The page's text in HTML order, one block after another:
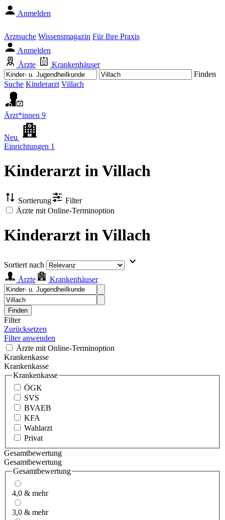
Anmelden
Arztsuche Wissensmagazin Für Ihre Praxis
Anmelden
Ärzte
Krankenhäuser
Finden
Suche Kinderarzt Villach
Ärzt*innen 9
Neu
Einrichtungen 1
Kinderarzt in Villach
Sortierung
Filter
Ärzte mit Online-Terminoption
Kinderarzt in Villach
Sortiert nach
Ärzte
Krankenhäuser
Finden
Filter
Zurücksetzen
Filter anwenden
Ärzte mit Online-Terminoption
Krankenkasse
Krankenkasse
Krankenkasse
ÖGK
SVS
BVAEB
KFA
Wahlarzt
Privat
Gesamtbewertung
Gesamtbewertung
Gesamtbewertung
4,0 & mehr
3,0 & mehr